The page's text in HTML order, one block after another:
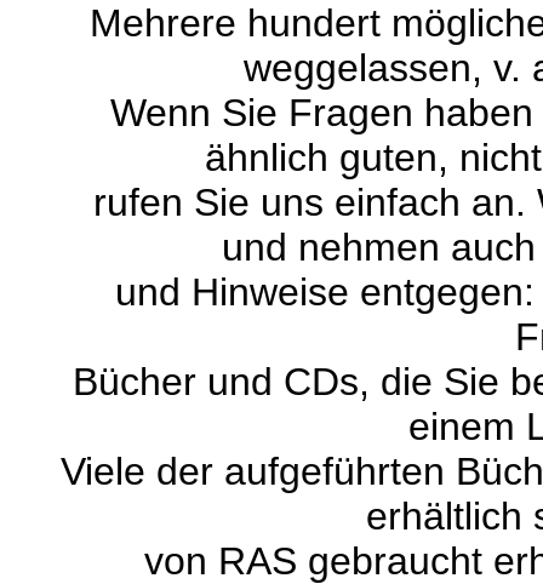
Mehrere hundert
weggelassen, v.
Wenn Sie Fragen
ähnlich guten,
rufen Sie uns einfach
und nehmen
und Hinweise
Bücher und CDs, die Sie
einem
Viele der aufgeführten
erhältlich
von RAS gebraucht